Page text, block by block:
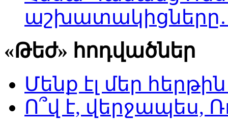
«Թեժ» հոդվածներ
Մենք էլ մեր
Ո՞վ է, վերջապես,